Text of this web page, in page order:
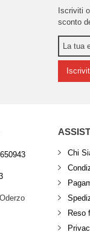
Iscriviti
sconto
Chi
Reso